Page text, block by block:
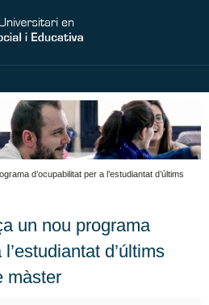
d’ocupabilitat per a l’estudiantat d’últims
un nou programa
d’últims
màster